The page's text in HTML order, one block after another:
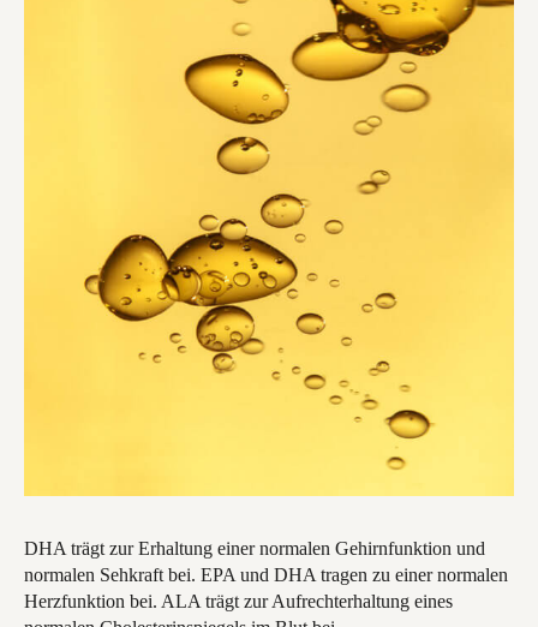
DHA trägt zur Erhaltung einer normalen Gehirnfunktion und
normalen Sehkraft bei. EPA und DHA tragen zu einer normalen
Herzfunktion bei. ALA trägt zur Aufrechterhaltung eines